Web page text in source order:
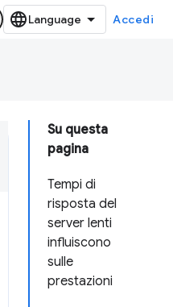
Accedi
Su questa
pagina
Tempi di
risposta del
server lenti
influiscono
sulle
prestazioni